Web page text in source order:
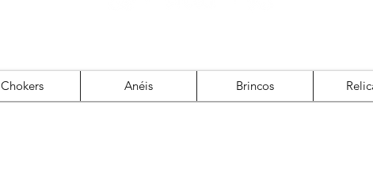
Chokers Anéis Brincos